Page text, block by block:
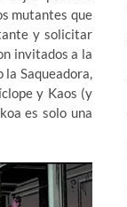
mutantes que
y solicitar
invitados a la
Saqueadora,
y Kaos (y
es solo una